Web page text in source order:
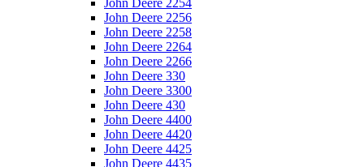
John Deere 2254
John Deere 2256
John Deere 2258
John Deere 2264
John Deere 2266
John Deere 330
John Deere 3300
John Deere 430
John Deere 4400
John Deere 4420
John Deere 4425
John Deere 4435